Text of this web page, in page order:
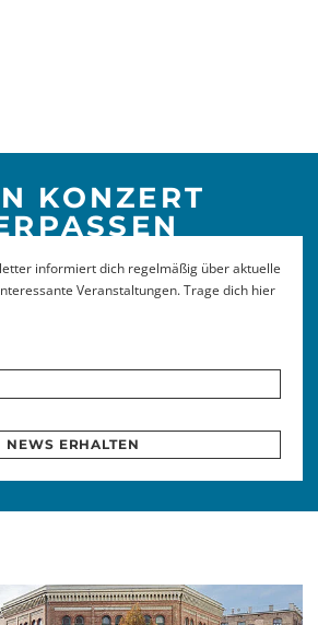
KONZERT
informiert dich regelmäßig über aktuelle
Veranstaltungen. Trage dich hier
NEWS ERHALTEN